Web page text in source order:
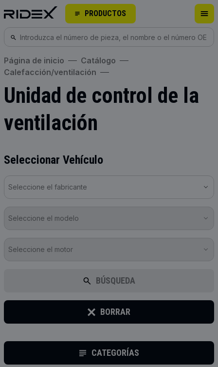
PRODUCTOS
Página de inicio
Catálogo
Calefacción/ventilación
Unidad de control de la
ventilación
Seleccionar Vehículo
Seleccione el fabricante
Seleccione el modelo
Seleccione el motor
BÚSQUEDA
BORRAR
CATEGORÍAS